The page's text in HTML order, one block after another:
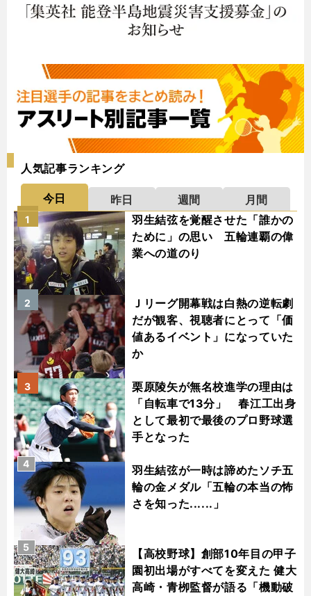
人気記事ランキング
今日 昨日 週間
月間
羽生結弦を覚醒させた「誰かの
ために」の思い 五輪連覇の偉
業への道のり
1
Ｊリーグ開幕戦は白熱の逆転劇
だが観客、視聴者にとって「価
値あるイベント」になっていた
か
2
栗原陵矢が無名校進学の理由は
「自転車で13分」 春江工出身
として最初で最後のプロ野球選
手となった
3
羽生結弦が一時は諦めたソチ五
輪の金メダル「五輪の本当の怖
さを知った......」
4
【高校野球】創部10年目の甲子
園初出場がすべてを変えた 健大
高崎・青栁監督が語る「機動破
5